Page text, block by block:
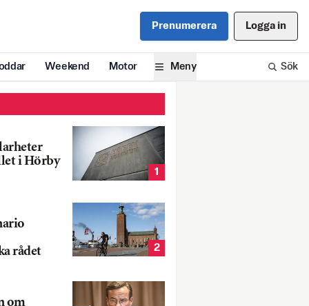
Prenumerera Logga in
Weekend Motor Meny Sök
i Hörby
1
rådet
2
om